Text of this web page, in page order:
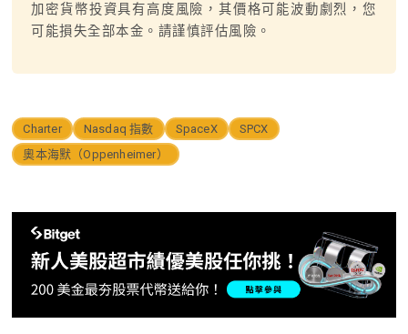
加密貨幣投資具有高度風險，其價格可能波動劇烈，您
可能損失全部本金。請謹慎評估風險。
Charter Nasdaq 指數 SpaceX
SPCX
奧本海默（Oppenheimer）